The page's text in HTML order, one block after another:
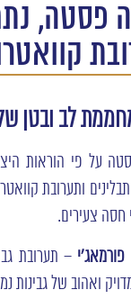
פסטה,
לב ובטן
על פי הוראות
ותערובת
חסה צעירים.
פורמאג'י – תערובת
ואהוב של גבינות